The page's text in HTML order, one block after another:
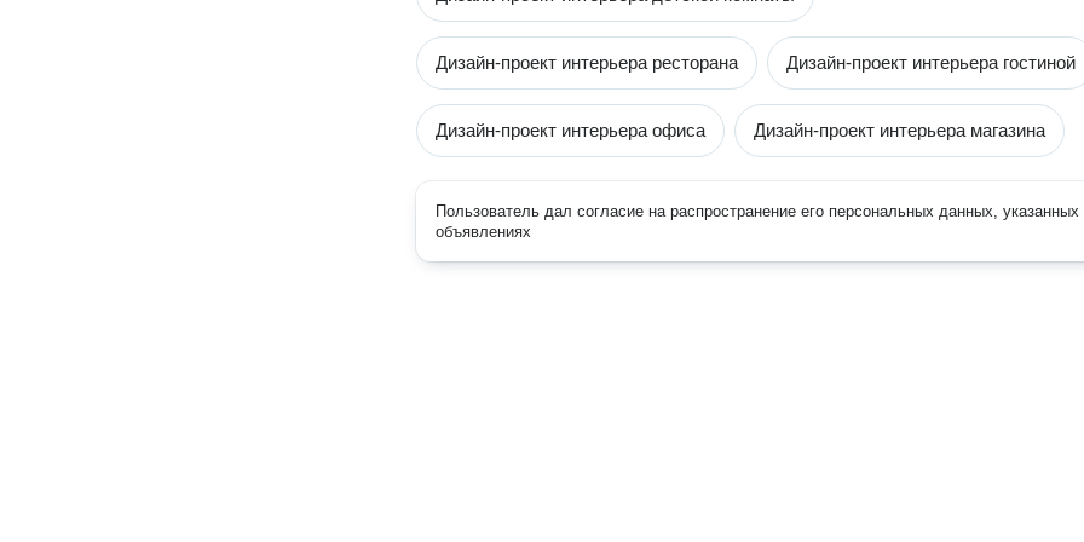
Дизайн-проект интерьера ресторана Дизайн-проект интерьера гостиной
Дизайн-проект интерьера офиса Дизайн-проект интерьера магазина
Пользователь дал согласие на распространение его персональных данных, указанных
объявлениях